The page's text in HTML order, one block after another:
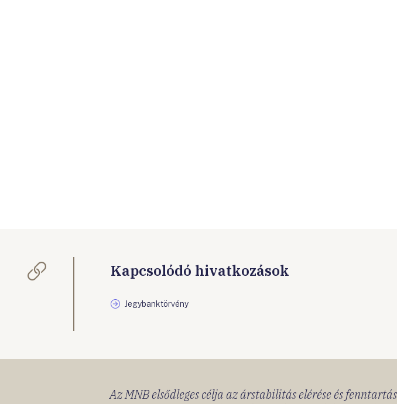
Kapcsolódó hivatkozások
Jegybanktörvény
Az MNB elsődleges célja az árstabilitás elérése és